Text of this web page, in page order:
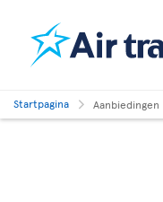
Startpagina Aanbiedingen